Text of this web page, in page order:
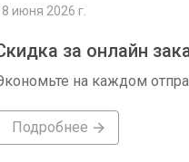
июня 2026 г.
за онлайн
на каждом
Подробнее